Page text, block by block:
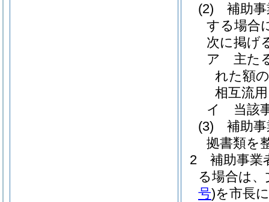
(2)
補助
する場合
次に掲げ
ア
主た
れた額
相互流用
イ
当該
(3)
補助
拠書類を
2
補助事業
る場合は
号)を市長